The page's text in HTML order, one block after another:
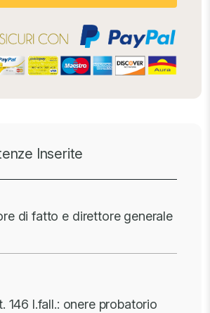
Inserite
di fatto e direttore generale
146 l.fall.: onere probatorio